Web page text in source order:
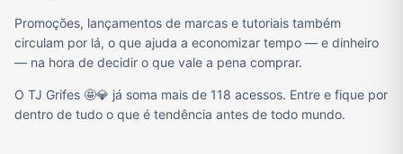
Promoções, lançamentos de marcas e tutoriais também
circulam por lá, o que ajuda a economizar tempo — e dinheiro
— na hora de decidir o que vale a pena comprar.
O TJ Grifes 🤩💎 já soma mais de 118 acessos. Entre e fique por
dentro de tudo o que é tendência antes de todo mundo.